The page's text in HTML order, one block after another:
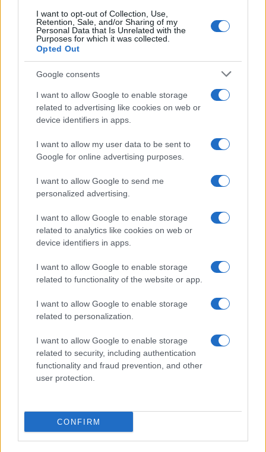
I want to opt-out of Collection, Use,
Retention, Sale, and/or Sharing of my
Personal Data that Is Unrelated with the
Purposes for which it was collected.
Opted Out
Google consents
I want to allow Google to enable storage
related to advertising like cookies on web or
device identifiers in apps.
I want to allow my user data to be sent to
Google for online advertising purposes.
I want to allow Google to send me
personalized advertising.
I want to allow Google to enable storage
related to analytics like cookies on web or
device identifiers in apps.
I want to allow Google to enable storage
related to functionality of the website or app.
I want to allow Google to enable storage
related to personalization.
I want to allow Google to enable storage
related to security, including authentication
functionality and fraud prevention, and other
user protection.
CONFIRM
meno disturbante della Salis in ceppi nell’aula
giudiziaria, senza dar conto del processo, che è
poi il luogo in cui si gioca la vera partita. Il che
nasce da un problema effettivo, sempre che ci si
preoccupi – al di là della caciara nostrana tesa a
farne un caso da scaricare sul governo – della
sorte che attende la nostra connazionale
Il problema è dato dalla esistenza di una
della magistratura ungherese:
considerarla autonoma o, viceversa, dipendente
persegue: se ci si mostra preoccupati del futuro
della Salis, la prima strada è preferibile, perché
via sia ad una condanna meno pesante, in base
ad una partecipazione attenuata al tentativo di
linciaggio dei due “nazisti” (non sorprende che per
una certa stampa questa debba essere
considerata una attenuante); sia ad una gestione
flessibile della pena, domiciliari e espiazione in
ulteriore dimostrazione della inesistenza in
Ungheria di uno stato di diritto,